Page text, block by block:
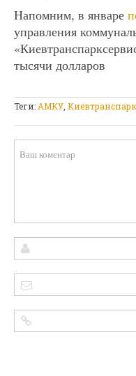
Напомним, в январе
управления
тысячи долларов
Теги: АМКУ